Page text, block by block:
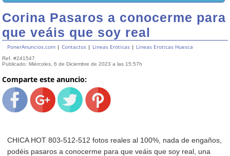
Corina Pasaros a conocerme para
que veáis que soy real
PonerAnuncios.com |Contactos | Lineas Eroticas | Lineas Eroticas Huesca
Ref. #241547
Publicado: Miércoles, 6 de Diciembre de 2023 a las 15:57h
Comparte este anuncio:
CHICA HOT 803-512-512 fotos reales al 100%, nada de engaños,
podéis pasaros a conocerme para que veáis que soy real, una